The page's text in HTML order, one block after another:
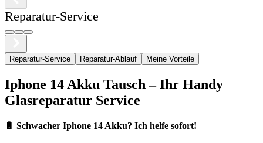
Reparatur-Service
Reparatur-Service Reparatur-Ablauf Meine Vorteile
Iphone 14 Akku Tausch – Ihr Handy
Glasreparatur Service
🔋 Schwacher Iphone 14 Akku? Ich helfe sofort!